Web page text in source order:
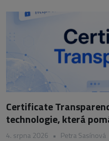
Certificate
technologie, která
4. srpna 2026 • Petra Sasínová